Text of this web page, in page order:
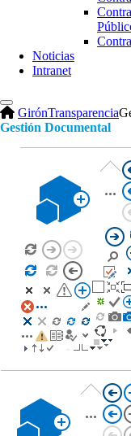
Noticias
Intranet
GirónTransparencia
Gestión Documental